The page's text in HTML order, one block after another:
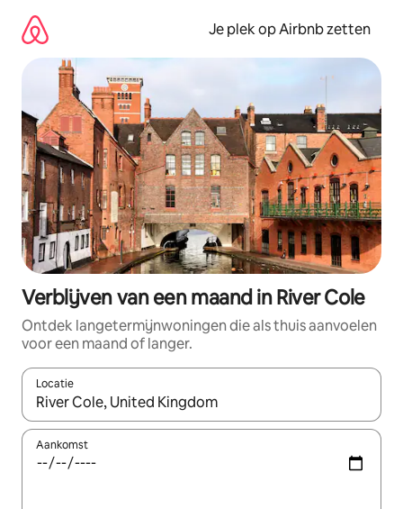
direct
naar
inhoud
Je plek op Airbnb zetten
Verblijven van een maand in River Cole
Ontdek langetermijnwoningen die als thuis aanvoelen
voor een maand of langer.
Locatie
Wanneer er resultaten beschikbaar zijn, maak je een keuze
Aankomst